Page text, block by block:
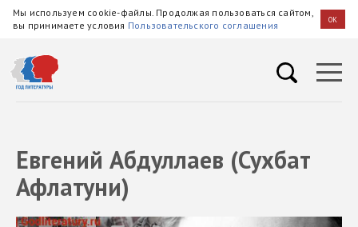
Мы используем cookie-файлы. Продолжая пользоваться сайтом,
вы принимаете условия Пользовательского соглашения OK
Евгений Абдуллаев (Сухбат
Афлатуни)